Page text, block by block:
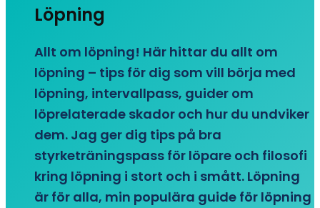
Löpning
Allt om löpning! Här hittar du allt om
löpning – tips för dig som vill börja med
löpning, intervallpass, guider om
löprelaterade skador och hur du undviker
dem. Jag ger dig tips på bra
styrketräningspass för löpare och filosofi
kring löpning i stort och i smått. Löpning
är för alla, min populära guide för löpning